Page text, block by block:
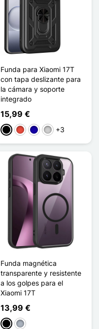
Funda para Xiaomi 17T
con tapa deslizante para
la cámara y soporte
integrado
15,99 €
NegroRojoAzul oscuro
Plata+3
Funda magnética
transparente y resistente
a los golpes para el
Xiaomi 17T
13,99 €
NegroGris